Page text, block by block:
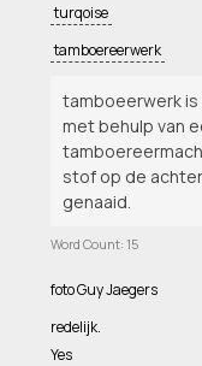
turqoise
tamboereerwerk
tamboeerwerk
met behulp van
stof op de
genaaid.
Word Count: 15
foto Guy Jaegers
redelijk.
Yes